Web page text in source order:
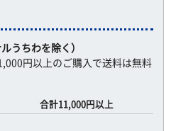
うちわを除く）
円以上のご購入で送料は無料
合計11,000円以上